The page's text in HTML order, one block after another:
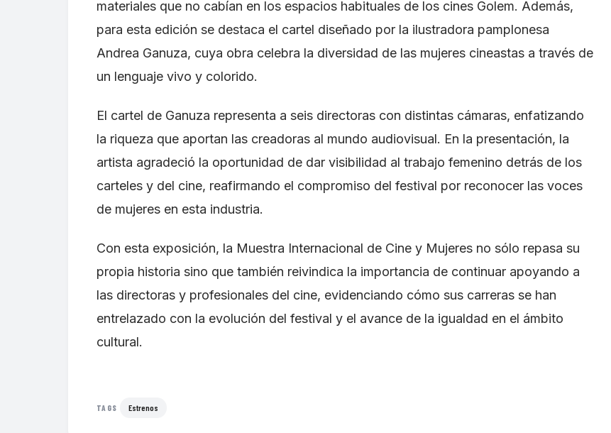
materiales que no cabían en los espacios habituales de los cines Golem. Además,
para esta edición se destaca el cartel diseñado por la ilustradora pamplonesa
Andrea Ganuza, cuya obra celebra la diversidad de las mujeres cineastas a través de
un lenguaje vivo y colorido.
El cartel de Ganuza representa a seis directoras con distintas cámaras, enfatizando
la riqueza que aportan las creadoras al mundo audiovisual. En la presentación, la
artista agradeció la oportunidad de dar visibilidad al trabajo femenino detrás de los
carteles y del cine, reafirmando el compromiso del festival por reconocer las voces
de mujeres en esta industria.
Con esta exposición, la Muestra Internacional de Cine y Mujeres no sólo repasa su
propia historia sino que también reivindica la importancia de continuar apoyando a
las directoras y profesionales del cine, evidenciando cómo sus carreras se han
entrelazado con la evolución del festival y el avance de la igualdad en el ámbito
cultural.
TAGS Estrenos